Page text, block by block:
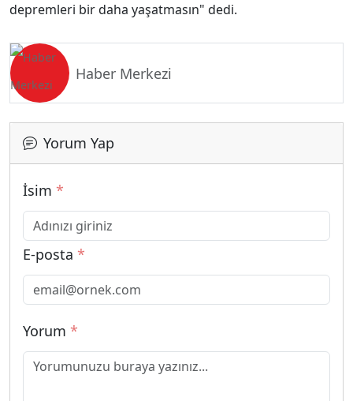
depremleri bir daha yaşatmasın" dedi.
Haber Merkezi
Yorum Yap
İsim *
E-posta *
Yorum *